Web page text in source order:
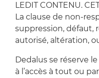
LEDIT CONTENU.
La clause de non-
suppression, défaut,
autorisé, altération,
Dedalus se réserve
à l’accès à tout ou